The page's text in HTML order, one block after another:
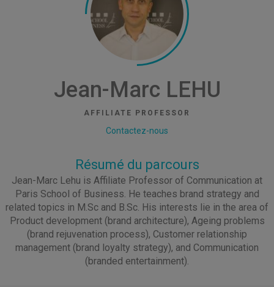
Jean-Marc LEHU
AFFILIATE PROFESSOR
Contactez-nous
Résumé du parcours
Jean-Marc Lehu is Affiliate Professor of Communication at
Paris School of Business. He teaches brand strategy and
related topics in M.Sc and B.Sc. His interests lie in the area of
Product development (brand architecture), Ageing problems
(brand rejuvenation process), Customer relationship
management (brand loyalty strategy), and Communication
(branded entertainment).